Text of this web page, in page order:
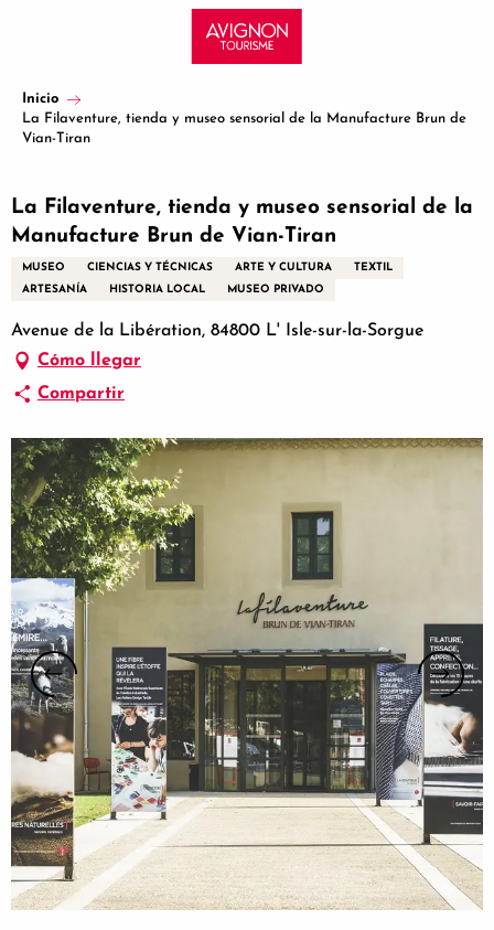
principal
Inicio
La Filaventure, tienda y museo sensorial de la Manufacture Brun de
Vian-Tiran
La Filaventure, tienda y museo sensorial de la
Manufacture Brun de Vian-Tiran
MUSEO CIENCIAS Y TÉCNICAS ARTE Y CULTURA
TEXTIL
ARTESANÍA
HISTORIA LOCAL MUSEO PRIVADO
Avenue de la Libération, 84800 L' Isle-sur-la-Sorgue
Cómo llegar
Compartir